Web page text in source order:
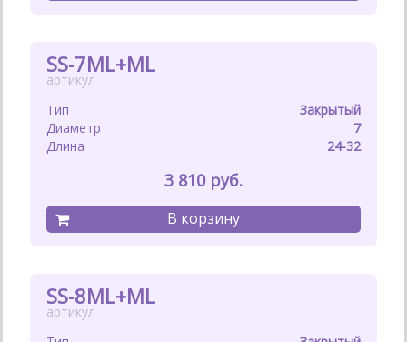
Закрытый
7
24-32
SS-7ML+ML
3 810
SS-8ML+ML